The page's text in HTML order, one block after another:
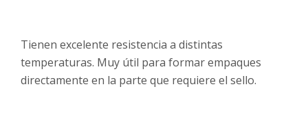
Tienen excelente resistencia a distintas
temperaturas. Muy útil para formar empaques
directamente en la parte que requiere el sello.